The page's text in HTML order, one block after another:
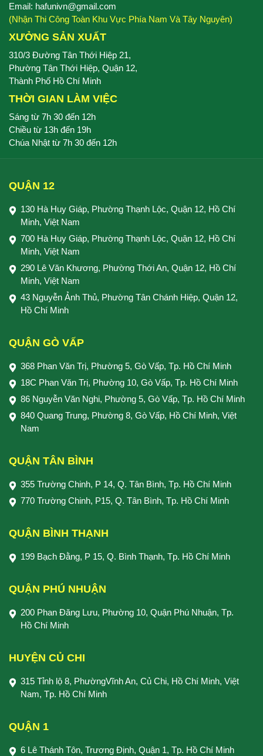
Email: hafunivn@gmail.com
(Nhận Thi Công Toàn Khu Vực Phía Nam Và Tây Nguyên)
XƯỞNG SẢN XUẤT
310/3 Đường Tân Thới Hiệp 21,
Phường Tân Thới Hiệp, Quận 12,
Thành Phố Hồ Chí Minh
THỜI GIAN LÀM VIỆC
Sáng từ 7h 30 đến 12h
Chiều từ 13h đến 19h
Chúa Nhật từ 7h 30 đến 12h
QUẬN 12
130 Hà Huy Giáp, Phường Thạnh Lộc, Quận 12, Hồ Chí
Minh, Việt Nam
700 Hà Huy Giáp, Phường Thạnh Lộc, Quận 12, Hồ Chí
Minh, Việt Nam
290 Lê Văn Khương, Phường Thới An, Quận 12, Hồ Chí
Minh, Việt Nam
43 Nguyễn Ảnh Thủ, Phường Tân Chánh Hiệp, Quận 12,
Hồ Chí Minh
QUẬN GÒ VẤP
368 Phan Văn Trị, Phường 5, Gò Vấp, Tp. Hồ Chí Minh
18C Phan Văn Trị, Phường 10, Gò Vấp, Tp. Hồ Chí Minh
86 Nguyễn Văn Nghi, Phường 5, Gò Vấp, Tp. Hồ Chí Minh
840 Quang Trung, Phường 8, Gò Vấp, Hồ Chí Minh, Việt
Nam
QUẬN TÂN BÌNH
355 Trường Chinh, P 14, Q. Tân Bình, Tp. Hồ Chí Minh
770 Trường Chinh, P15, Q. Tân Bình, Tp. Hồ Chí Minh
QUẬN BÌNH THẠNH
199 Bạch Đằng, P 15, Q. Bình Thạnh, Tp. Hồ Chí Minh
QUẬN PHÚ NHUẬN
200 Phan Đăng Lưu, Phường 10, Quận Phú Nhuận, Tp.
Hồ Chí Minh
HUYỆN CỦ CHI
315 Tỉnh lộ 8, PhườngVĩnh An, Củ Chi, Hồ Chí Minh, Việt
Nam, Tp. Hồ Chí Minh
QUẬN 1
6 Lê Thánh Tôn, Trương Định, Quận 1, Tp. Hồ Chí Minh